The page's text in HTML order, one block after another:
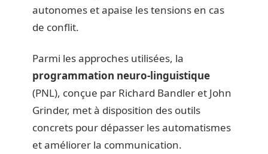
autonomes et apaise les tensions en cas
de conflit.
Parmi les approches utilisées, la
programmation neuro-linguistique
(PNL), conçue par Richard Bandler et John
Grinder, met à disposition des outils
concrets pour dépasser les automatismes
et améliorer la communication.